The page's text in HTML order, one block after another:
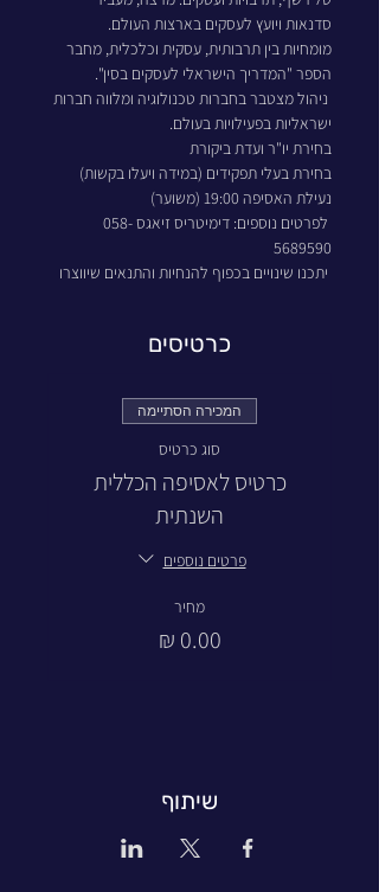
סדנאות ויועץ לעסקים בארצות העולם.
מומחיות בין תרבותית, עסקית וכלכלית, מחבר
הספר "המדריך הישראלי לעסקים בסין".
ניהול מצטבר בחברות טכנולוגיה ומלווה חברות
ישראליות בפעילויות בעולם.
בחירת יו"ר ועדת ביקורת
בחירת בעלי תפקידים (במידה ויעלו בקשות)
נעילת האסיפה 19:00 (משוער)
לפרטים נוספים: דימיטריס זיאגס 058-
5689590
יתכנו שינויים בכפוף להנחיות והתנאים שיווצרו
כרטיסים
המכירה הסתיימה
סוג כרטיס
כרטיס לאסיפה הכללית
השנתית
פרטים נוספים
מחיר
שיתוף